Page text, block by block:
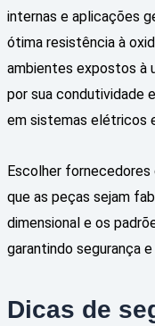
internas e aplicações
ótima resistência à
ambientes expostos à
por sua condutividade
em sistemas elétricos
Escolher fornecedores
que as peças sejam
dimensional e os
garantindo segurança
Dicas de